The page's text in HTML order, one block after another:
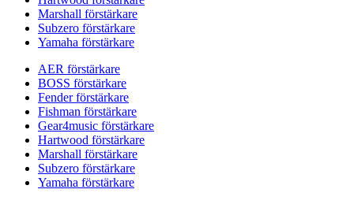
Marshall förstärkare
Subzero förstärkare
Yamaha förstärkare
AER förstärkare
BOSS förstärkare
Fender förstärkare
Fishman förstärkare
Gear4music förstärkare
Hartwood förstärkare
Marshall förstärkare
Subzero förstärkare
Yamaha förstärkare